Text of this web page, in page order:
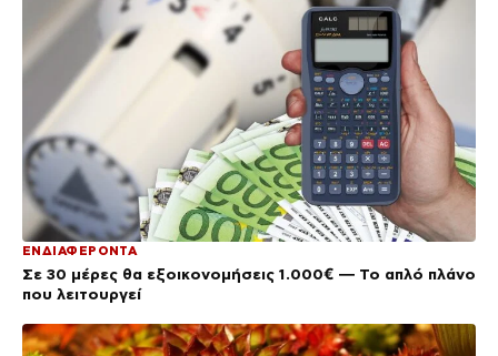
ΕΝΔΙΑΦΕΡΟΝΤΑ
Σε 30 μέρες θα εξοικονομήσεις 1.000€ — Το απλό πλάνο
που λειτουργεί